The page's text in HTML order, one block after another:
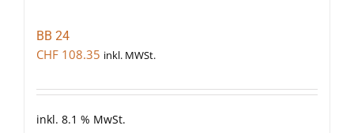
BB 24
CHF 108.35 inkl. MWSt.
inkl. 8.1 % MwSt.